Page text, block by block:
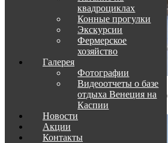
Зима 2019-2020
квадроциклах
Конные прогулки
Экскурсии
Фермерское
хозяйство
Галерея
Фотографии
Видеоотчеты о базе
отдыха Венеция на
Каспии
Новости
Акции
Контакты